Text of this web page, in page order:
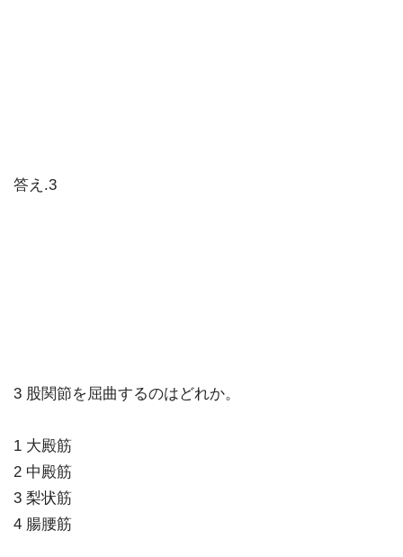
答え.3
3 股関節を屈曲するのはどれか。
1 大殿筋
2 中殿筋
3 梨状筋
4 腸腰筋